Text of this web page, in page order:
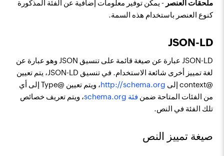
ملحقات العنصر - يمكن توفير معلومات إضافية عن الفئة المذكورة
كنوع العنصر باستخدام هذه السمة.
JSON-LD
JSON-LD عبارة عن صيغة قائمة على تنسيق JSON وهو عبارة عن
لغة تمييز أخرى شائعة الاستخدام. في تنسيق JSON-LD، يتم تعيين
@context إلى
http://schema.org
، ويتم تعيين @Type إلى أي
من الفئات المتاحة ضمن فئة schema.org
، ويتم تعريف خصائص
تلك الفئة في النص.
صيغة تمييز النص